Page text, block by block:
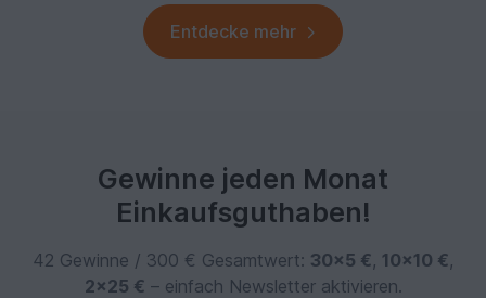
Entdecke mehr
Gewinne jeden Monat
Einkaufsguthaben!
42 Gewinne / 300 € Gesamtwert: 30×5 €, 10×10 €,
2×25 € – einfach Newsletter aktivieren.